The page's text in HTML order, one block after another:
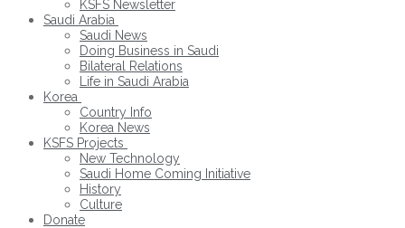
KSFS Newsletter
Saudi Arabia
Saudi News
Doing Business in Saudi
Bilateral Relations
Life in Saudi Arabia
Korea
Country Info
Korea News
KSFS Projects
New Technology
Saudi Home Coming Initiative
History
Culture
Donate